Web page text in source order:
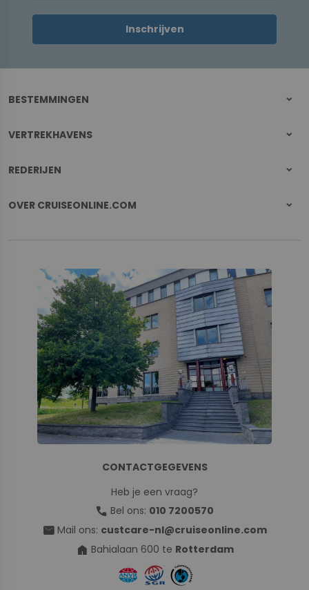
Inschrijven
BESTEMMINGEN
VERTREKHAVENS
REDERIJEN
OVER CRUISEONLINE.COM
CONTACTGEGEVENS
Heb je een vraag?
call Bel ons: 010 7200570
mail Mail ons: custcare-nl@cruiseonline.com
home Bahialaan 600 te Rotterdam